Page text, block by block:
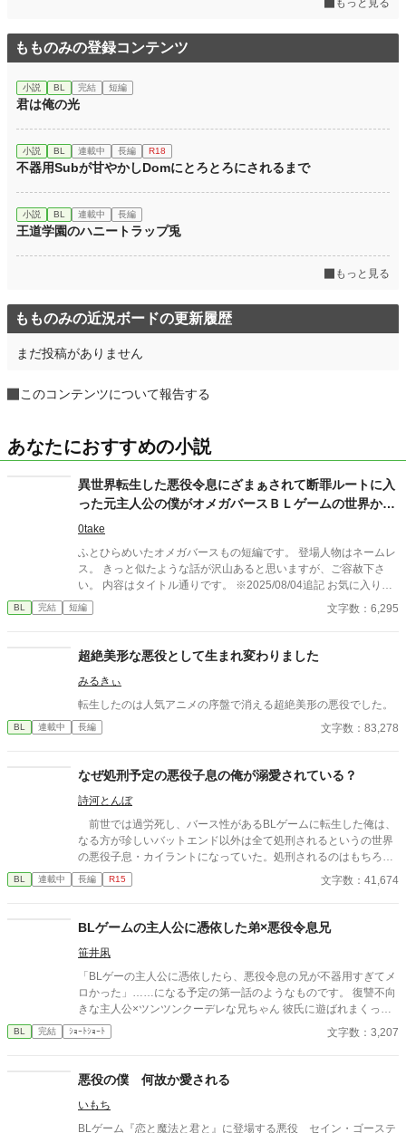
年間ポイント 7,259 pt (37,821 位)
もっと見る
もものみの登録コンテンツ
小説 BL 完結 短編
君は俺の光
小説 BL 連載中 長編 R18
不器用Subが甘やかしDomにとろとろにされるまで
小説 BL 連載中 長編
王道学園のハニートラップ兎
もっと見る
もものみの近況ボードの更新履歴
まだ投稿がありません
このコンテンツについて報告する
あなたにおすすめの小説
異世界転生した悪役令息にざまぁされて断罪ルートに入
った元主人公の僕がオメガバースＢＬゲームの世界から
逃げるまで
0take
ふとひらめいたオメガバースもの短編です。 登場人物はネームレ
ス。 きっと似たような話が沢山あると思いますが、ご容赦下さ
い。 内容はタイトル通りです。 ※2025/08/04追記 お気に入りや
しおり、イイねやエールをありがとうございます！ 嬉しいで
す！
BL 完結 短編 文字数：6,295
超絶美形な悪役として生まれ変わりました
みるきぃ
転生したのは人気アニメの序盤で消える超絶美形の悪役でした。
BL 連載中 長編 文字数：83,278
なぜ処刑予定の悪役子息の俺が溺愛されている？
詩河とんぼ
前世では過労死し、バース性があるBLゲームに転生した俺は、
なる方が珍しいバットエンド以外は全て処刑されるというの世界
の悪役子息・カイラントになっていた。処刑されるのはもちろん
嫌だし、知識を付けてそれなりのところで働くか婿入りできたら
いいな……と思っていたのだが、攻略対象者で王太子のアルスタ
BL 連載中 長編 R15 文字数：41,674
BLゲームの主人公に憑依した弟×悪役令息兄
笹井凩
「BLゲーの主人公に憑依したら、悪役令息の兄が不器用すぎてメ
ロかった」……になる予定の第一話のようなものです。 復讐不向
きな主人公×ツンツンクーデレな兄ちゃん 彼氏に遊ばれまくって
きた主人公が彼氏の遊び相手に殺され、転生後、今度こそ性格が
終わっている男共を粛清してやろうとするのに、情が湧いてなか
たはずのゲスい悪役令息、今生では兄に当たる男ファルトの本性
を知って愛情が芽生えてしまい——。 となるアレです。性癖。 何
より、対人関係に恵まれなかったせいで歪んだ愛情を求め、与え
てしまう二人が非常に好きなんですよね。 本当は義理の兄弟とか
BL 完結 ｼｮｰﾄｼｮｰﾄ 文字数：3,207
悪役の僕 何故か愛される
いもち
BLゲーム『恋と魔法と君と』に登場する悪役 セイン・ゴーステ